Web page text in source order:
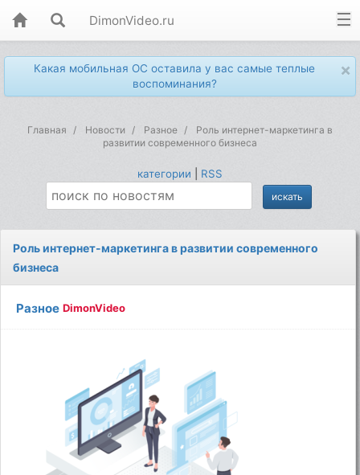
DimonVideo.ru
×
Какая мобильная ОС оставила у вас самые теплые
воспоминания?
Главная Новости Разное
Роль интернет-маркетинга в
развитии современного бизнеса
категории RSS
Роль интернет-маркетинга в развитии современного
бизнеса
Разное DimonVideo